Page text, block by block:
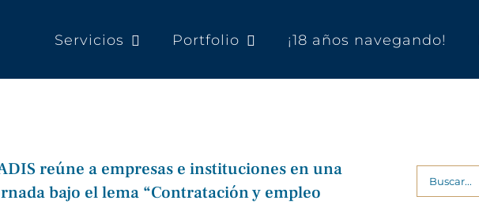
Servicios Portfolio ¡18 años navegando!
reúne a empresas e instituciones en una
bajo el lema “Contratación y empleo
Buscar: